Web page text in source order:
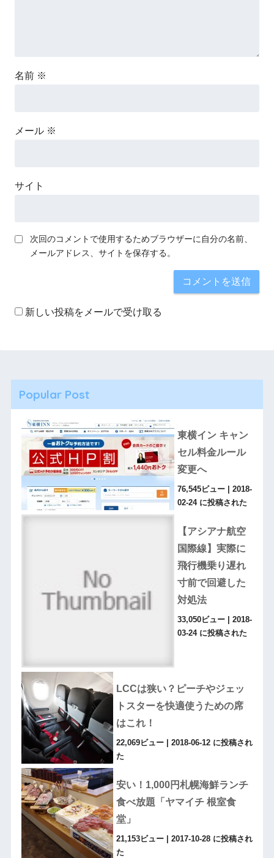
名前 ※
メール ※
サイト
次回のコメントで使用するためブラウザーに自分の名前、
メールアドレス、サイトを保存する。
新しい投稿をメールで受け取る
Popular Post
東横イン キャン
セル料金ルール
変更へ
76,545ビュー| 2018-
02-24 に投稿された
【アシアナ航空
国際線】実際に
飛行機乗り遅れ
寸前で回避した
対処法
33,050ビュー| 2018-
03-24 に投稿された
LCCは狭い？ピーチやジェッ
トスターを快適使うための席
はこれ！
22,069ビュー| 2018-06-12 に投稿され
た
安い！1,000円札幌海鮮ランチ
食べ放題「ヤマイチ 根室食
堂」
21,153ビュー| 2017-10-28 に投稿され
た